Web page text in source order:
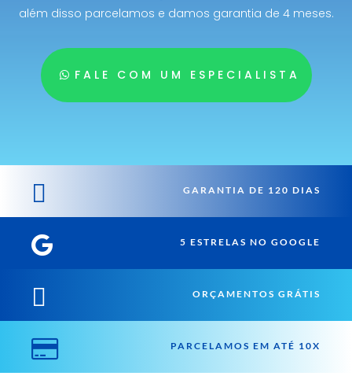
além disso parcelamos e damos garantia de 4 meses.
FALE COM UM ESPECIALISTA
 GARANTIA DE 120 DIAS
 5 ESTRELAS NO GOOGLE
 ORÇAMENTOS GRÁTIS
 PARCELAMOS EM ATÉ 10X